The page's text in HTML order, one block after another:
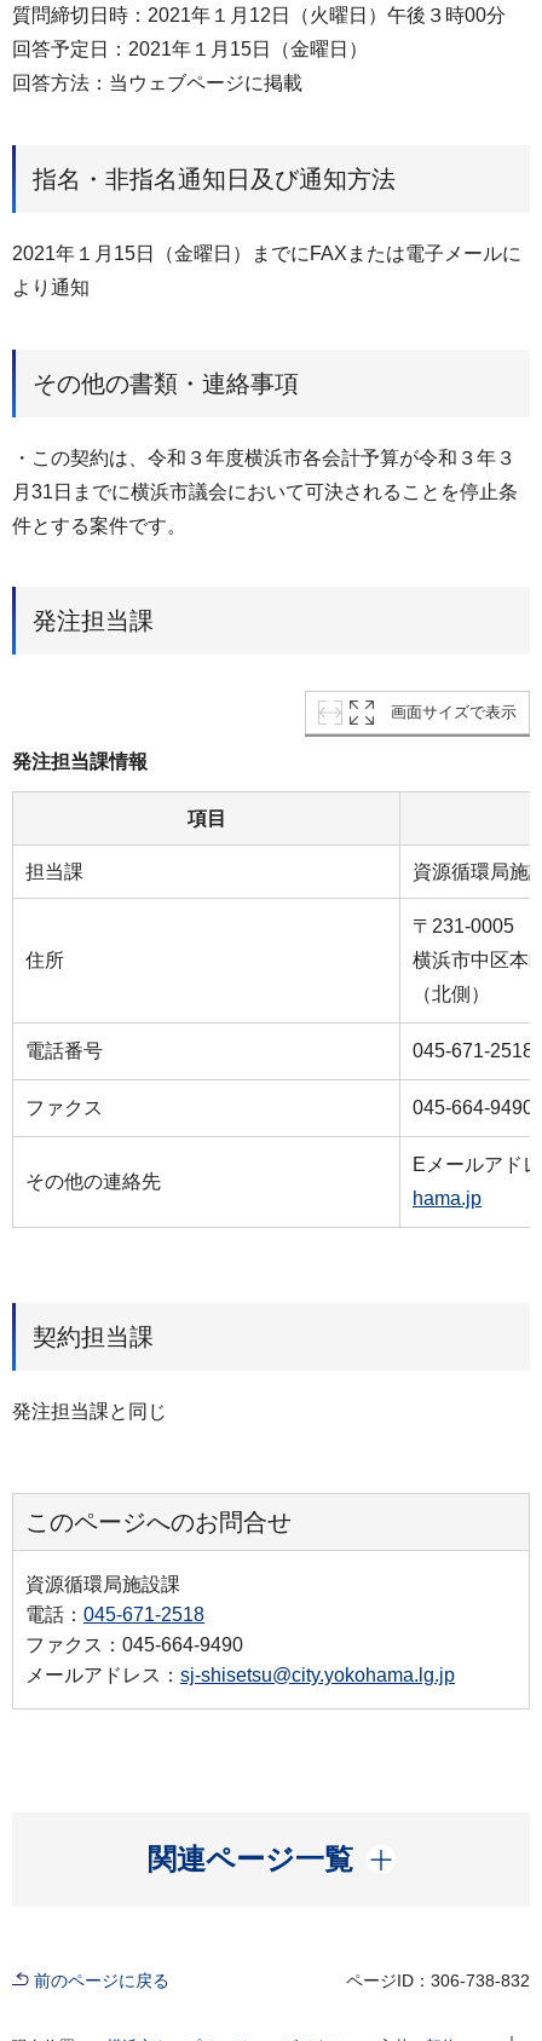
質問締切日時：2021年１月12日（火曜日）午後３時00分
回答予定日：2021年１月15日（金曜日）
回答方法：当ウェブページに掲載
指名・非指名通知日及び通知方法
2021年１月15日（金曜日）までにFAXまたは電子メールに
より通知
その他の書類・連絡事項
・この契約は、令和３年度横浜市各会計予算が令和３年３
月31日までに横浜市議会において可決されることを停止条
件とする案件です。
発注担当課
画面サイズで表示
発注担当課情報
項目
担当課 資源循環局施
住所
〒231-0005
横浜市中区本
（北側）
電話番号 045-671-2518
ファクス 045-664-9490
その他の連絡先
Eメールアド
hama.jp
契約担当課
発注担当課と同じ
このページへのお問合せ
資源循環局施設課
電話： 045-671-2518
ファクス：045-664-9490
メールアドレス： sj-shisetsu@city.yokohama.lg.jp
関連ページ一覧
開く
前のページに戻る ページID：306-738-832